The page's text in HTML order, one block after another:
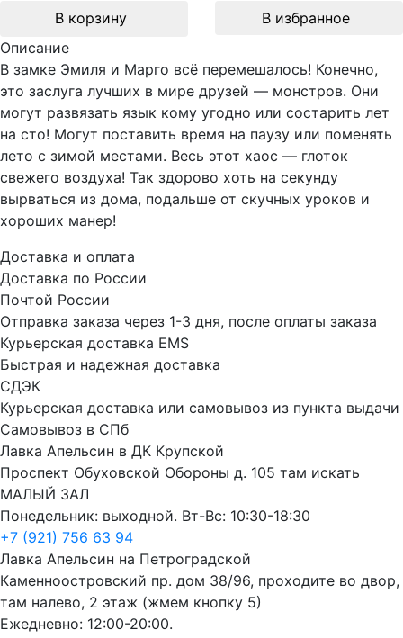
В корзину
В избранное
Описание
В замке Эмиля и Марго всё перемешалось! Конечно,
это заслуга лучших в мире друзей — монстров. Они
могут развязать язык кому угодно или состарить лет
на сто! Могут поставить время на паузу или поменять
лето с зимой местами. Весь этот хаос — глоток
свежего воздуха! Так здорово хоть на секунду
вырваться из дома, подальше от скучных уроков и
хороших манер!
Доставка и оплата
Доставка по России
Почтой России
Отправка заказа через 1-3 дня, после оплаты заказа
Курьерская доставка EMS
Быстрая и надежная доставка
СДЭК
Курьерская доставка или самовывоз из пункта выдачи
Самовывоз в СПб
Лавка Апельсин в ДК Крупской
Проспект Обуховской Обороны д. 105 там искать
МАЛЫЙ ЗАЛ
Понедельник: выходной. Вт-Вс: 10:30-18:30
+7 (921) 756 63 94
Лавка Апельсин на Петроградской
Каменноостровский пр. дом 38/96, проходите во двор,
там налево, 2 этаж (жмем кнопку 5)
Ежедневно: 12:00-20:00.